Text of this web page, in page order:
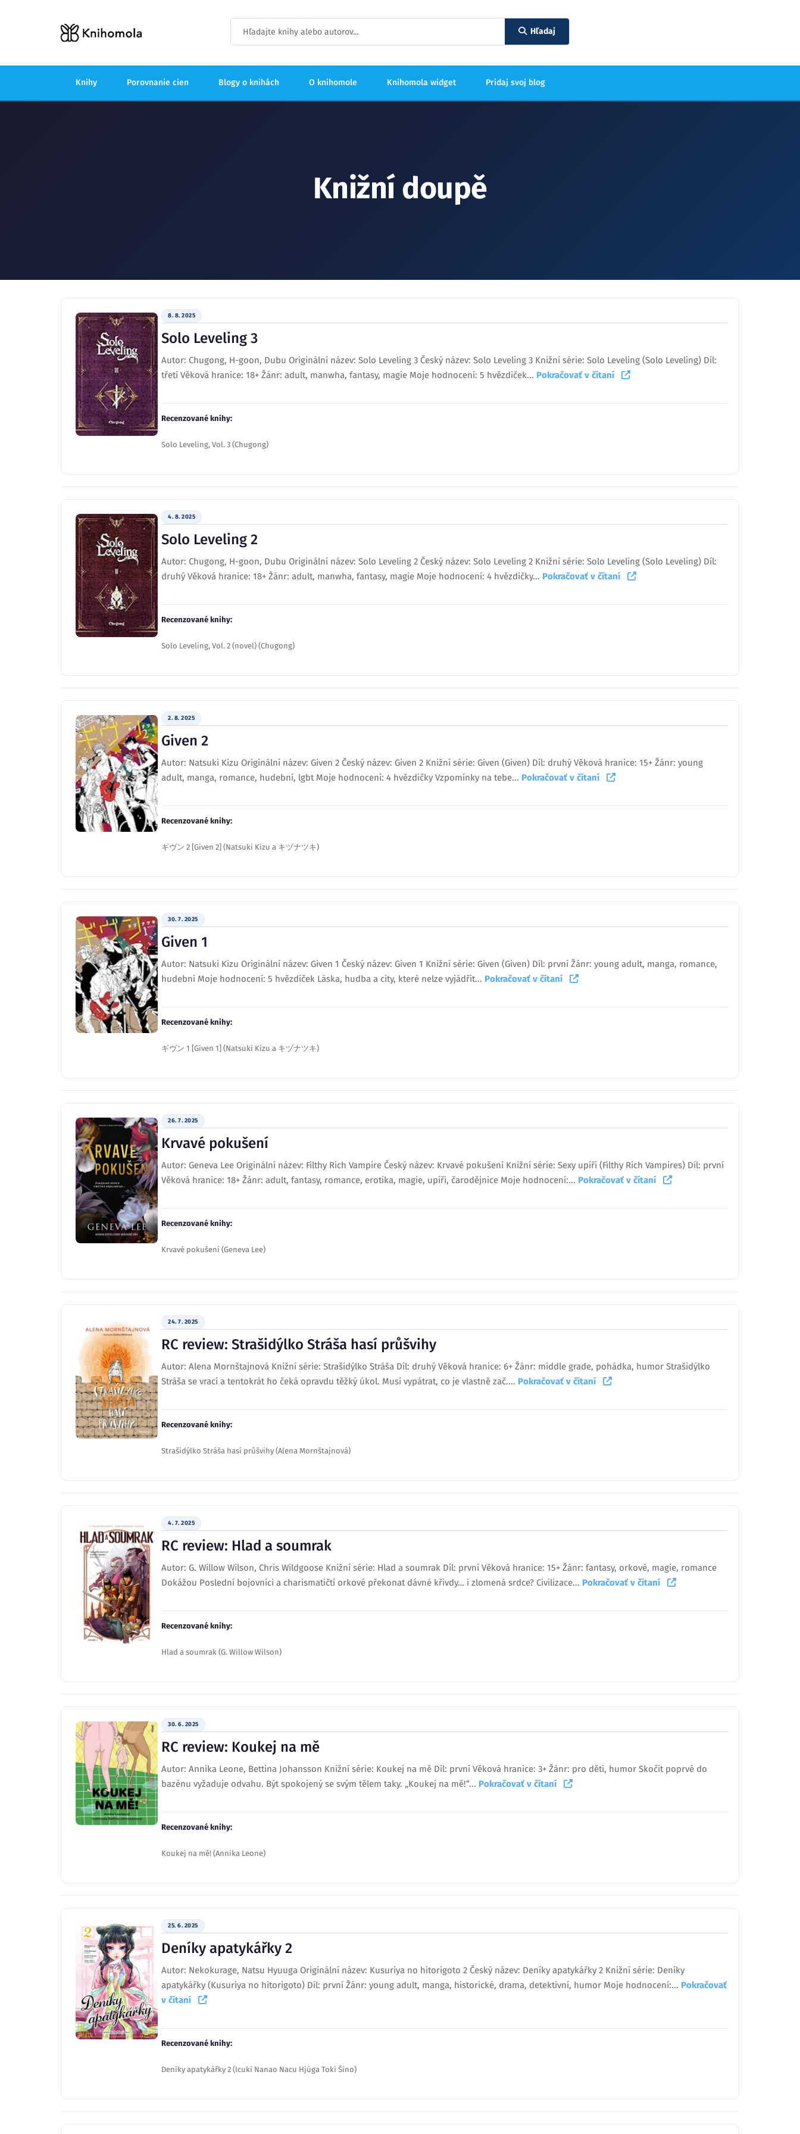
Hľadaj
Knihy Porovnanie cien Blogy o knihách O knihomole Knihomola widget Pridaj svoj blog
Knižní doupě
8. 8. 2025
Solo Leveling 3
Autor: Chugong, H-goon, Dubu Originální název: Solo Leveling 3 Český název: Solo Leveling 3 Knižní série: Solo Leveling (Solo Leveling) Díl:
třetí Věková hranice: 18+ Žánr: adult, manwha, fantasy, magie Moje hodnocení: 5 hvězdiček... Pokračovať v čítaní
Recenzované knihy:
Solo Leveling, Vol. 3 (Chugong)
4. 8. 2025
Solo Leveling 2
Autor: Chugong, H-goon, Dubu Originální název: Solo Leveling 2 Český název: Solo Leveling 2 Knižní série: Solo Leveling (Solo Leveling) Díl:
druhý Věková hranice: 18+ Žánr: adult, manwha, fantasy, magie Moje hodnocení: 4 hvězdičky... Pokračovať v čítaní
Recenzované knihy:
Solo Leveling, Vol. 2 (novel) (Chugong)
2. 8. 2025
Given 2
Autor: Natsuki Kizu Originální název: Given 2 Český název: Given 2 Knižní série: Given (Given) Díl: druhý Věková hranice: 15+ Žánr: young
adult, manga, romance, hudební, lgbt Moje hodnocení: 4 hvězdičky Vzpomínky na tebe... Pokračovať v čítaní
Recenzované knihy:
ギヴン 2 [Given 2] (Natsuki Kizu a キヅナツキ)
30. 7. 2025
Given 1
Autor: Natsuki Kizu Originální název: Given 1 Český název: Given 1 Knižní série: Given (Given) Díl: první Žánr: young adult, manga, romance,
hudební Moje hodnocení: 5 hvězdiček Láska, hudba a city, které nelze vyjádřit... Pokračovať v čítaní
Recenzované knihy:
ギヴン 1 [Given 1] (Natsuki Kizu a キヅナツキ)
26. 7. 2025
Krvavé pokušení
Autor: Geneva Lee Originální název: Filthy Rich Vampire Český název: Krvavé pokušení Knižní série: Sexy upíři (Filthy Rich Vampires) Díl: první
Věková hranice: 18+ Žánr: adult, fantasy, romance, erotika, magie, upíři, čarodějnice Moje hodnocení:... Pokračovať v čítaní
Recenzované knihy:
Krvavé pokušení (Geneva Lee)
24. 7. 2025
RC review: Strašidýlko Stráša hasí průšvihy
Autor: Alena Mornštajnová Knižní série: Strašidýlko Stráša Díl: druhý Věková hranice: 6+ Žánr: middle grade, pohádka, humor Strašidýlko
Stráša se vrací a tentokrát ho čeká opravdu těžký úkol. Musí vypátrat, co je vlastně zač.... Pokračovať v čítaní
Recenzované knihy:
Strašidýlko Stráša hasí průšvihy (Alena Mornštajnová)
4. 7. 2025
RC review: Hlad a soumrak
Autor: G. Willow Wilson, Chris Wildgoose Knižní série: Hlad a soumrak Díl: první Věková hranice: 15+ Žánr: fantasy, orkové, magie, romance
Dokážou Poslední bojovníci a charismatičtí orkové překonat dávné křivdy… i zlomená srdce? Civilizace... Pokračovať v čítaní
Recenzované knihy:
Hlad a soumrak (G. Willow Wilson)
30. 6. 2025
RC review: Koukej na mě
Autor: Annika Leone, Bettina Johansson Knižní série: Koukej na mě Díl: první Věková hranice: 3+ Žánr: pro děti, humor Skočit poprvé do
bazénu vyžaduje odvahu. Být spokojený se svým tělem taky. „Koukej na mě!“... Pokračovať v čítaní
Recenzované knihy:
Koukej na mě! (Annika Leone)
25. 6. 2025
Deníky apatykářky 2
Autor: Nekokurage, Natsu Hyuuga Originální název: Kusuriya no hitorigoto 2 Český název: Deníky apatykářky 2 Knižní série: Deníky
apatykářky (Kusuriya no hitorigoto) Díl: první Žánr: young adult, manga, historické, drama, detektivní, humor Moje hodnocení:... Pokračovať
v čítaní
Recenzované knihy:
Deníky apatykářky 2 (Icuki Nanao Nacu Hjúga Toki Śíno)